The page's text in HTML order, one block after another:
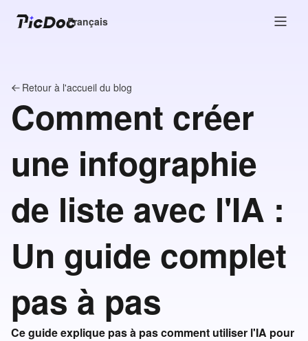
Français
Retour à l'accueil du blog
Comment créer
une infographie
de liste avec l'IA :
Un guide complet
pas à pas
Ce guide explique pas à pas comment utiliser l'IA pour